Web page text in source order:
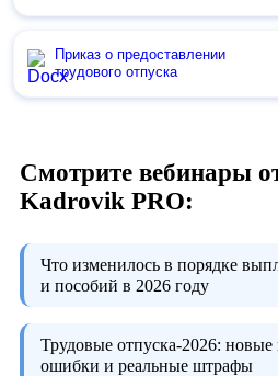
Приказ о предоставлении
трудового отпуска
Смотрите вебинары
Kadrovik PRO:
Что изменилось в порядке
и пособий в 2026 году
Трудовые отпуска-2026: новые
ошибки и реальные штрафы